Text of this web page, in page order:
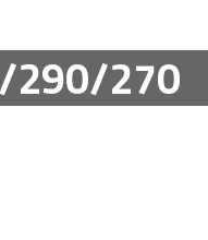
290/270